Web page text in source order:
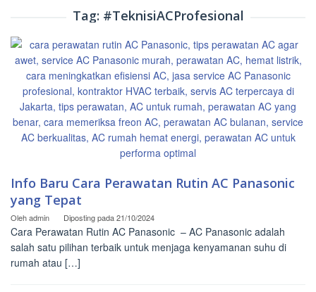
Tag: #TeknisiACProfesional
Info Baru Cara Perawatan Rutin AC Panasonic
yang Tepat
Olehadmin Diposting pada21/10/2024
Cara Perawatan Rutin AC Panasonic – AC Panasonic adalah
salah satu pilihan terbaik untuk menjaga kenyamanan suhu di
rumah atau […]